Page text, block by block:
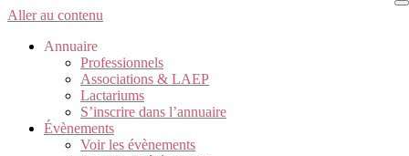
Aller au contenu
Annuaire
Professionnels
Associations & LAEP
Lactariums
S’inscrire dans l’annuaire
Évènements
Voir les évènements